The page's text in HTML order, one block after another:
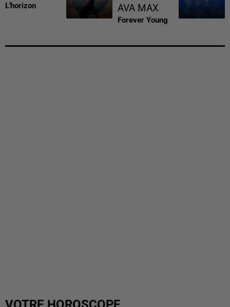
L'horizon
AVA MAX
Forever Young